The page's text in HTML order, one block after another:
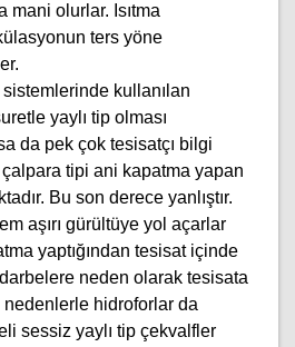
mani olurlar. Isıtma
ters yöne
kullanılan
yaylı tip olması
da pek çok tesisatçı bilgi
tipi ani kapatma yapan
Bu son derece yanlıştır.
aşırı gürültüye yol açarlar
yaptığından tesisat içinde
neden olarak tesisata
hidroforlar da
sessiz yaylı tip çekvalfler